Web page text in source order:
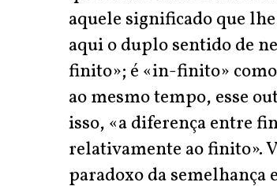
aquele significado que
aqui o duplo sentido de
finito»; é «in-finito» como
ao mesmo tempo, esse
isso, «a diferença entre
relativamente ao finito».
paradoxo da semelhança